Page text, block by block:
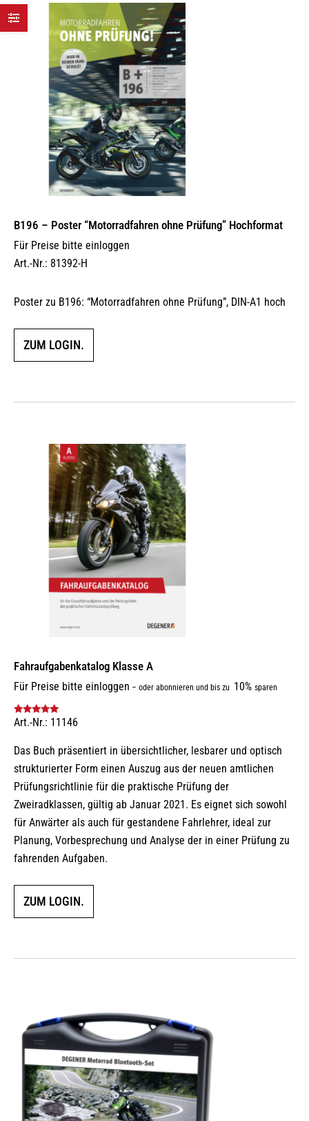
B196 – Poster “Motorradfahren ohne Prüfung” Hochformat
Für Preise bitte einloggen
Art.-Nr.: 81392-H
Poster zu B196: “Motorradfahren ohne Prüfung”, DIN-A1 hoch
ZUM LOGIN.
Fahraufgabenkatalog Klasse A
Für Preise bitte einloggen – oder abonnieren und bis zu 10% sparen
Bewertet mit
Art.-Nr.: 11146
Das Buch präsentiert in übersichtlicher, lesbarer und optisch
strukturierter Form einen Auszug aus der neuen amtlichen
Prüfungsrichtlinie für die praktische Prüfung der
Zweiradklassen, gültig ab Januar 2021. Es eignet sich sowohl
für Anwärter als auch für gestandene Fahrlehrer, ideal zur
Planung, Vorbesprechung und Analyse der in einer Prüfung zu
fahrenden Aufgaben.
ZUM LOGIN.